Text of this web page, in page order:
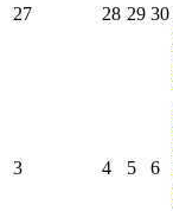
27
28 29 30
3 4 5 6